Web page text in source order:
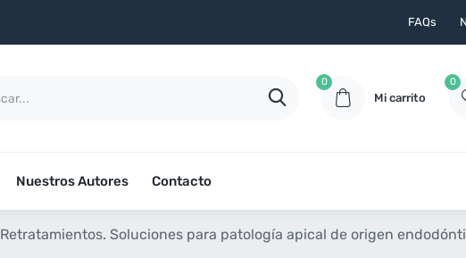
FAQs
0
Mi carrito
0
Nuestros Autores Contacto
Retratamientos. Soluciones para patología apical de origen